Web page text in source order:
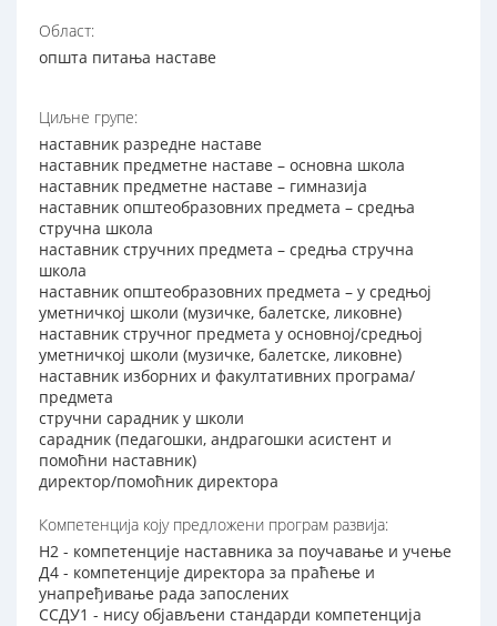
Област:
општа питања наставе
Циљне групе:
наставник разредне наставе
наставник предметне наставе – основна школа
наставник предметне наставе – гимназија
наставник општеобразовних предмета – средња
стручна школа
наставник стручних предмета – средња стручна
школа
наставник општеобразовних предмета – у средњој
уметничкој школи (музичке, балетске, ликовне)
наставник стручног предмета у основној/средњој
уметничкој школи (музичке, балетске, ликовне)
наставник изборних и факултативних програма/
предмета
стручни сарадник у школи
сарадник (педагошки, андрагошки асистент и
помоћни наставник)
директор/помоћник директора
Компетенција коју предложени програм развија:
Н2 - компетенције наставника за поучавање и учење
Д4 - компетенције директора за праћење и
унапређивање рада запослених
ССДУ1 - нису објављени стандарди компетенција